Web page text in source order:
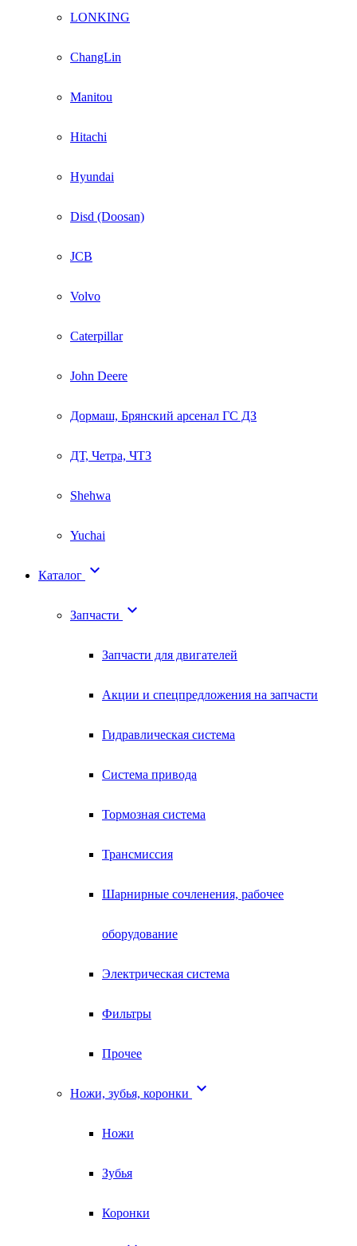
LONKING
ChangLin
Manitou
Hitachi
Hyundai
Disd (Doosan)
JCB
Volvo
Caterpillar
John Deere
Дормаш, Брянский арсенал ГС ДЗ
ДТ, Четра, ЧТЗ
Shehwa
Yuchai
Каталог 
Запчасти 
Запчасти для двигателей
Акции и спецпредложения на запчасти
Гидравлическая система
Система привода
Тормозная система
Трансмиссия
Шарнирные сочленения, рабочее
оборудование
Электрическая система
Фильтры
Прочее
Ножи, зубья, коронки 
Ножи
Зубья
Коронки